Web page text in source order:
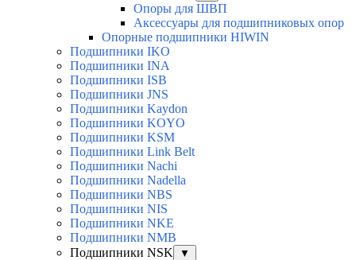
Опоры для ШВП
Аксессуары для подшипниковых опор
Опорные подшипники HIWIN
Подшипники IKO
Подшипники INA
Подшипники ISB
Подшипники JNS
Подшипники Kaydon
Подшипники KOYO
Подшипники KSM
Подшипники Link Belt
Подшипники Nachi
Подшипники Nadella
Подшипники NBS
Подшипники NIS
Подшипники NKE
Подшипники NMB
Подшипники NSK
▼